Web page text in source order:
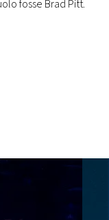
fosse Brad Pitt.